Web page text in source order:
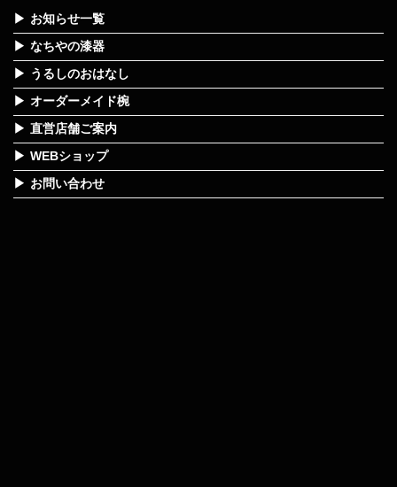
お知らせ一覧
なちやの漆器
うるしのおはなし
オーダーメイド椀
直営店舗ご案内
WEBショップ
お問い合わせ